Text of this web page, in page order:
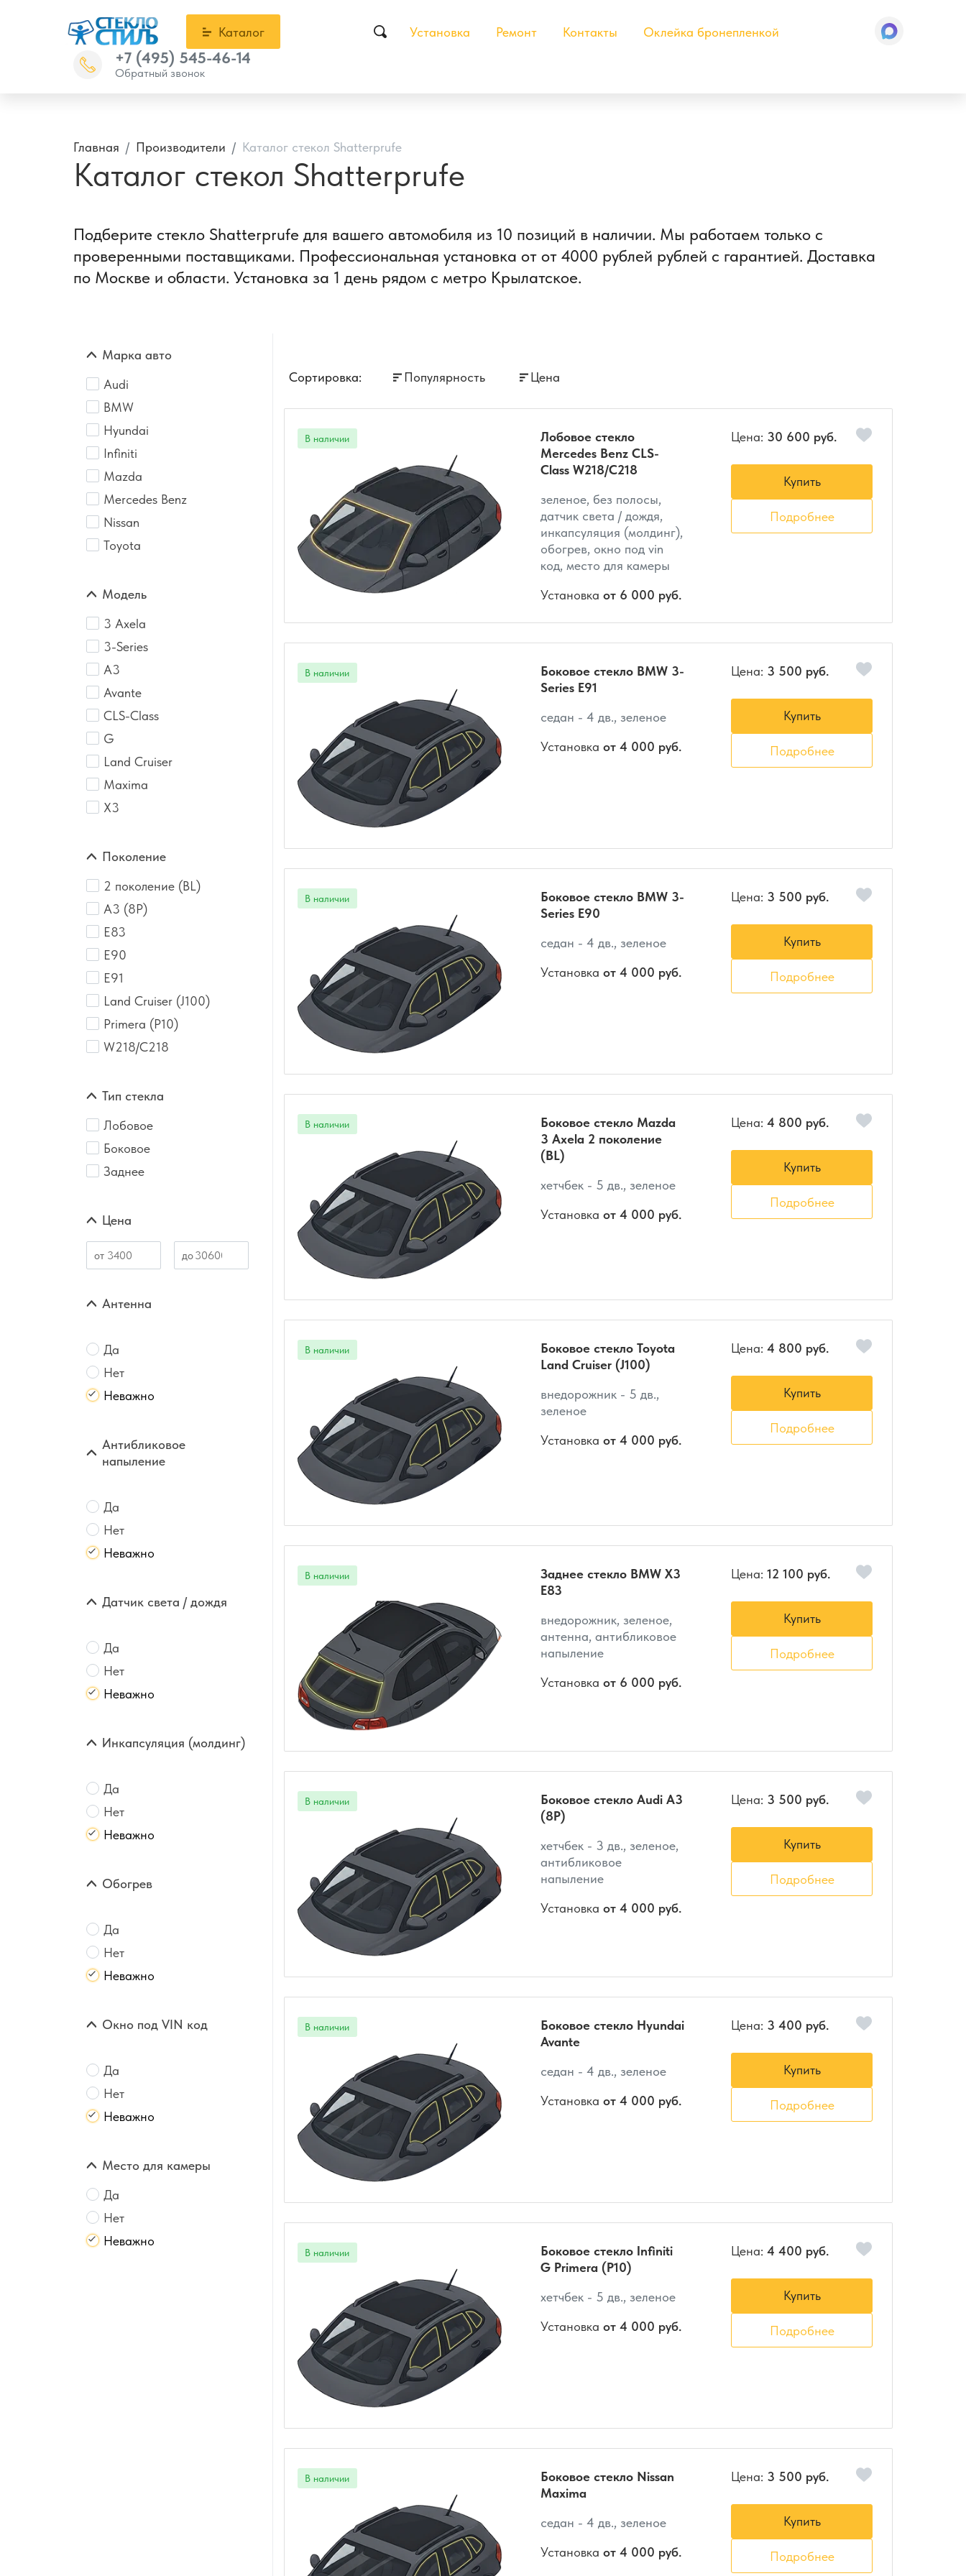
Каталог Установка Ремонт Контакты Оклейка бронепленкой
+7 (495) 545-46-14
Обратный звонок
Главная Производители Каталог стекол Shatterprufe
Каталог стекол Shatterprufe
Подберите стекло Shatterprufe для вашего автомобиля из 10 позиций в наличии. Мы работаем только с
проверенными поставщиками. Профессиональная установка от от 4000 рублей рублей с гарантией. Доставка
по Москве и области. Установка за 1 день рядом с метро Крылатское.
Марка авто
Audi
BMW
Hyundai
Infiniti
Mazda
Mercedes Benz
Nissan
Toyota
Модель
3 Axela
3-Series
A3
Avante
CLS-Class
G
Land Cruiser
Maxima
X3
Поколение
2 поколение (BL)
A3 (8P)
E83
E90
E91
Land Cruiser (J100)
Primera (P10)
W218/C218
Тип стекла
Лобовое
Боковое
Заднее
Цена
Антенна
Да
Нет
Неважно
Антибликовое
напыление
Да
Нет
Неважно
Датчик света / дождя
Да
Нет
Неважно
Инкапсуляция (молдинг)
Да
Нет
Неважно
Обогрев
Да
Нет
Неважно
Окно под VIN код
Да
Нет
Неважно
Место для камеры
Да
Нет
Неважно
Сортировка: Популярность Цена
Лобовое стекло
Mercedes Benz CLS-
Class W218/C218
зеленое, без полосы,
датчик света / дождя,
инкапсуляция (молдинг),
обогрев, окно под vin
код, место для камеры
Установка от 6 000 руб.
Цена: 30 600 руб.
Купить
Подробнее
Боковое стекло BMW 3-
Series E91
седан - 4 дв., зеленое
Установка от 4 000 руб.
Цена: 3 500 руб.
Купить
Подробнее
Боковое стекло BMW 3-
Series E90
седан - 4 дв., зеленое
Установка от 4 000 руб.
Цена: 3 500 руб.
Купить
Подробнее
Боковое стекло Mazda
3 Axela 2 поколение
(BL)
хетчбек - 5 дв., зеленое
Установка от 4 000 руб.
Цена: 4 800 руб.
Купить
Подробнее
Боковое стекло Toyota
Land Cruiser (J100)
внедорожник - 5 дв.,
зеленое
Установка от 4 000 руб.
Цена: 4 800 руб.
Купить
Подробнее
Заднее стекло BMW X3
E83
внедорожник, зеленое,
антенна, антибликовое
напыление
Установка от 6 000 руб.
Цена: 12 100 руб.
Купить
Подробнее
Боковое стекло Audi A3
(8P)
хетчбек - 3 дв., зеленое,
антибликовое
напыление
Установка от 4 000 руб.
Цена: 3 500 руб.
Купить
Подробнее
Боковое стекло Hyundai
Avante
седан - 4 дв., зеленое
Установка от 4 000 руб.
Цена: 3 400 руб.
Купить
Подробнее
Боковое стекло Infiniti
G Primera (P10)
хетчбек - 5 дв., зеленое
Установка от 4 000 руб.
Цена: 4 400 руб.
Купить
Подробнее
Боковое стекло Nissan
Maxima
седан - 4 дв., зеленое
Установка от 4 000 руб.
Цена: 3 500 руб.
Купить
Подробнее